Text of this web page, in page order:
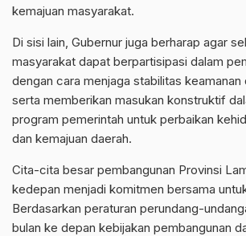
kemajuan masyarakat.
Di sisi lain, Gubernur juga berharap agar
masyarakat dapat berpartisipasi dalam
dengan cara menjaga stabilitas keamanan
serta memberikan masukan konstruktif
program pemerintah untuk perbaikan
dan kemajuan daerah.
Cita-cita besar pembangunan Provinsi
kedepan menjadi komitmen bersama
Berdasarkan peraturan perundang-
bulan ke depan kebijakan pembangunan